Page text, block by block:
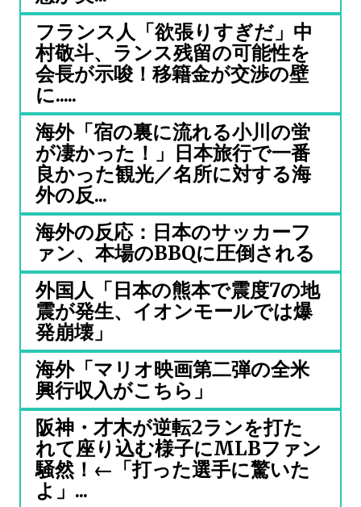
フランス人「欲張りすぎだ」中
村敬斗、ランス残留の可能性を
会長が示唆！移籍金が交渉の壁
に.....
海外「宿の裏に流れる小川の蛍
が凄かった！」日本旅行で一番
良かった観光／名所に対する海
外の反...
海外の反応：日本のサッカーフ
ァン、本場のBBQに圧倒される
外国人「日本の熊本で震度7の地
震が発生、イオンモールでは爆
発崩壊」
海外「マリオ映画第二弾の全米
興行収入がこちら」
阪神・才木が逆転2ランを打た
れて座り込む様子にMLBファン
騒然！←「打った選手に驚いた
よ」...